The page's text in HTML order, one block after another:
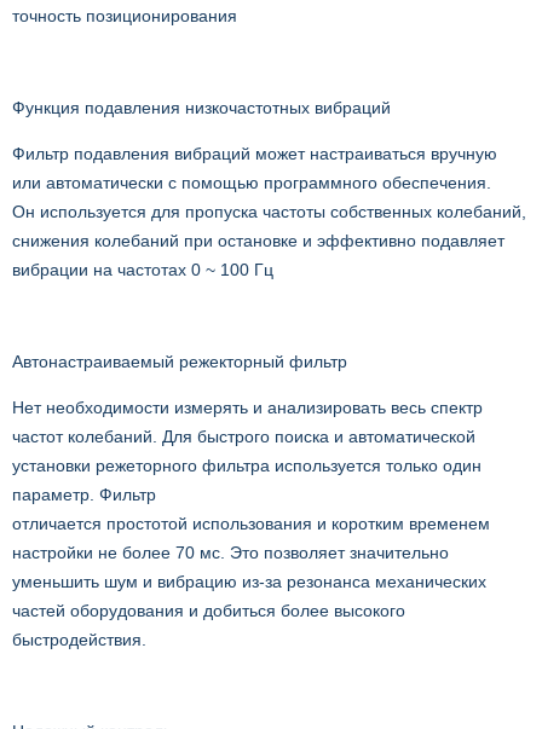
точность позиционирования
Функция подавления низкочастотных вибраций
Фильтр подавления вибраций может настраиваться вручную
или автоматически с помощью программного обеспечения.
Он используется для пропуска частоты собственных колебаний,
снижения колебаний при остановке и эффективно подавляет
вибрации на частотах 0 ~ 100 Гц
Автонастраиваемый режекторный фильтр
Нет необходимости измерять и анализировать весь спектр
частот колебаний. Для быстрого поиска и автоматической
установки режеторного фильтра используется только один
параметр. Фильтр
отличается простотой использования и коротким временем
настройки не более 70 мс. Это позволяет значительно
уменьшить шум и вибрацию из-за резонанса механических
частей оборудования и добиться более высокого
быстродействия.